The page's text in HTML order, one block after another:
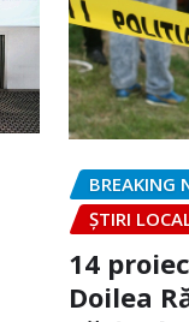
BREAKING
ȘTIRI
14
Doilea